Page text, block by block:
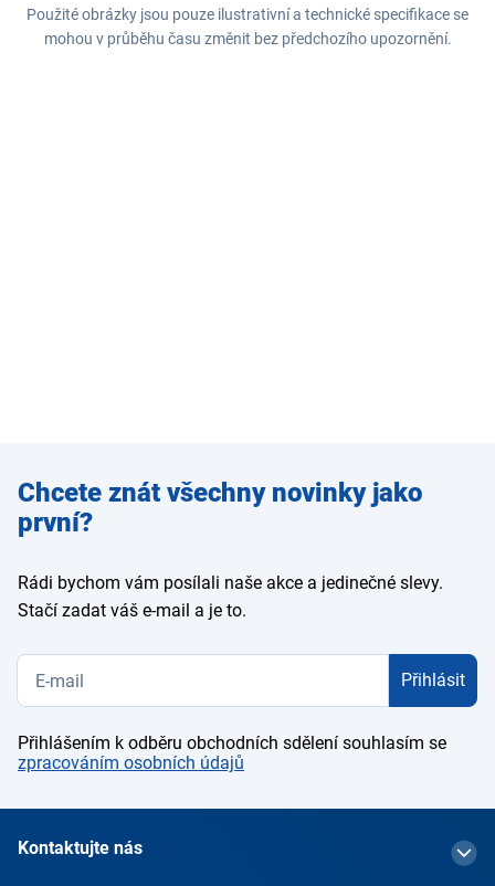
Použité obrázky jsou pouze ilustrativní a technické specifikace se
mohou v průběhu času změnit bez předchozího upozornění.
Zadejte
e-mail
Chcete znát všechny novinky jako
první?
Rádi bychom vám posílali naše akce a jedinečné slevy.
Stačí zadat váš e-mail a je to.
Přihlásit
Přihlášením k odběru obchodních sdělení souhlasím se
zpracováním osobních údajů
Kontaktujte nás